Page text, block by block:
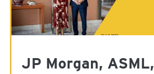
JP Morgan, ASML,